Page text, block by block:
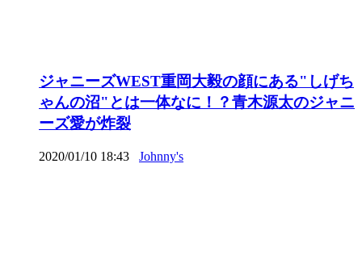
ジャニーズWEST重岡大毅の顔にある"しげち
ゃんの沼"とは一体なに！？青木源太のジャニ
ーズ愛が炸裂
2020/01/10 18:43 Johnny's